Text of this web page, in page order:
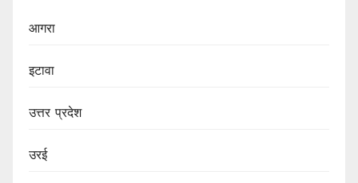
आगरा
इटावा
उत्तर प्रदेश
उरई